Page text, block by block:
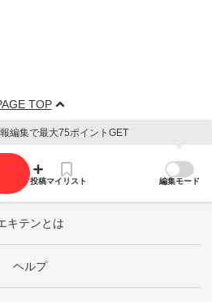
TOP
編集で最大75ポイントGET
投稿マイリスト 編集モード
キテンとは
ヘルプ